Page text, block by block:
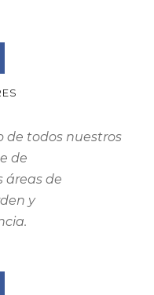
de todos nuestros
de
áreas de
y